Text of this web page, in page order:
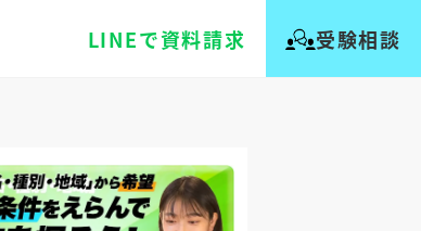
LINEで資料請求 受験相談